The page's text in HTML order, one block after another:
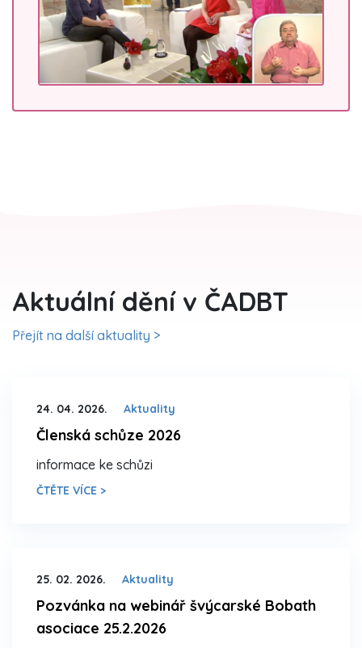
Aktuální dění v ČADBT
Přejít na další aktuality >
24. 04. 2026. Aktuality
Členská schůze 2026
informace ke schůzi
ČTĚTE VÍCE >
25. 02. 2026. Aktuality
Pozvánka na webinář švýcarské Bobath
asociace 25.2.2026